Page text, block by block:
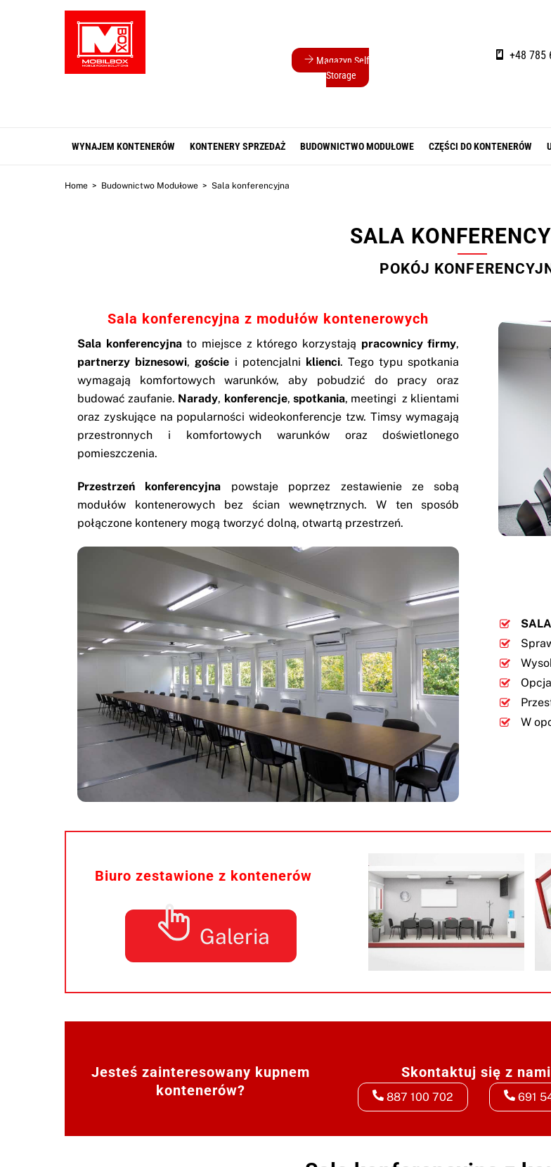
WYNAJEM KONTENERÓW KONTENERY SPRZEDAŻ BUDOWNICTWO MODUŁOWE CZĘŚCI DO KONTENERÓW
Magazyn Self
Storage
+48 785
Home > Budownictwo Modułowe > Sala konferencyjna
SALA
POKÓJ
Sala konferencyjna z modułów kontenerowych
Sala konferencyjnato miejsce z którego korzystają pracownicy firmy,
partnerzy biznesowi, goście i potencjalni klienci. Tego typu spotkania
wymagają komfortowych warunków, aby pobudzić do pracy oraz
budować zaufanie. Narady, konferencje, spotkania, meetingi z klientami
oraz zyskujące na popularności wideokonferencje tzw. Timsy wymagają
przestronnych i komfortowych warunków oraz doświetlonego
pomieszczenia.
Przestrzeń konferencyjna powstaje poprzez zestawienie ze sobą
modułów kontenerowych bez ścian wewnętrznych. W ten sposób
połączone kontenery mogą tworzyć dolną, otwartą przestrzeń.
W
Biuro zestawione z kontenerów
Galeria
Jesteś zainteresowany kupnem
kontenerów?
Skontaktuj się z nami
887 100 702 691